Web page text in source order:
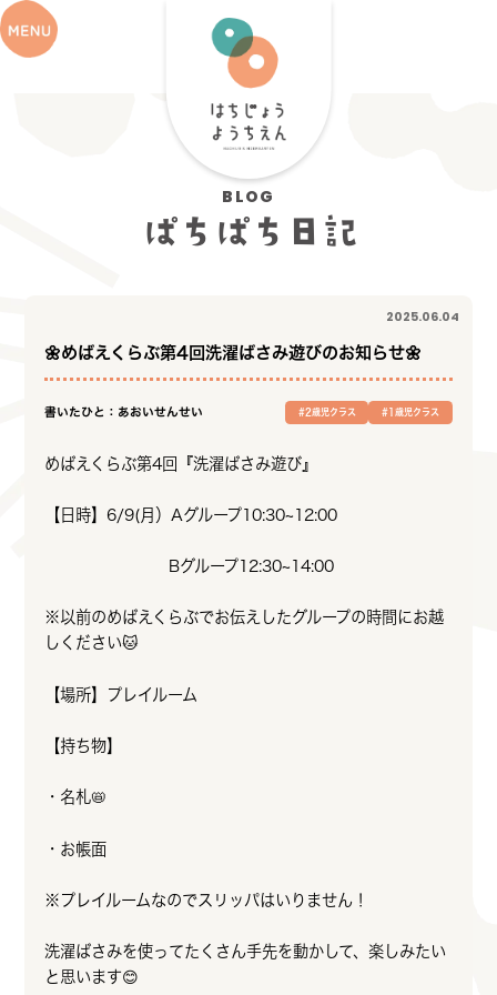
BLOG
ぱちぱち日記
🌼めばえくらぶ第4回洗濯ばさみ遊びのお知らせ🌼
2025.06.04
書いたひと：あおいせんせい #2歳児クラス #1歳児クラス
めばえくらぶ第4回『洗濯ばさみ遊び』
【日時】6/9(月）Aグループ10:30~12:00
Bグループ12:30~14:00
※以前のめばえくらぶでお伝えしたグループの時間にお越
しください🐱
【場所】プレイルーム
【持ち物】
・名札📛
・お帳面
※プレイルームなのでスリッパはいりません！
洗濯ばさみを使ってたくさん手先を動かして、楽しみたい
と思います😊